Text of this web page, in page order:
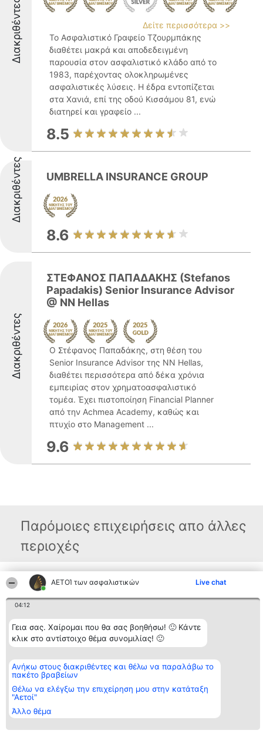
ΑΕΤΟΊ των ασφαλιστικών Live chat
04:12
Γεια σας. Χαίρομαι που θα σας βοηθήσω! 🙂 Κάντε
κλικ στο αντίστοιχο θέμα συνομιλίας! 🙂
Ανήκω στους διακριθέντες και θέλω να παραλάβω το
πακέτο βραβείων
Θέλω να ελέγξω την επιχείρηση μου στην κατάταξη
"Αετοί"
Άλλο θέμα
Διακριθέντες
Δείτε περισσότερα >>
Το Ασφαλιστικό Γραφείο Τζουρμπάκης
διαθέτει μακρά και αποδεδειγμένη
παρουσία στον ασφαλιστικό κλάδο από το
1983, παρέχοντας ολοκληρωμένες
ασφαλιστικές λύσεις. Η έδρα εντοπίζεται
στα Χανιά, επί της οδού Κισσάμου 81, ενώ
διατηρεί και γραφείο ...
8.5
Διακριθέντες UMBRELLA INSURANCE GROUP
8.6
Διακριθέντες
ΣΤΕΦΑΝΟΣ ΠΑΠΑΔΑΚΗΣ (Stefanos
Papadakis) Senior Insurance Advisor
@ NN Hellas
Ο Στέφανος Παπαδάκης, στη θέση του
Senior Insurance Advisor της NN Hellas,
διαθέτει περισσότερα από δέκα χρόνια
εμπειρίας στον χρηματοασφαλιστικό
τομέα. Έχει πιστοποίηση Financial Planner
από την Achmea Academy, καθώς και
πτυχίο στο Management ...
9.6
Παρόμοιες επιχειρήσεις απο άλλες
περιοχές
Διοργανωτής της
κατάταξης
BEAUTIFUL COMPANY
ΤΗΛ. ΕΠΙΚΟΙΝΩΝΙΑΣ:
2104128019
email:
aetoi@beautifulcompany.co
Κατάταξη
Λίστα όλων
διακριθέντων
Μεθοδολογία
Όροι &
προϋποθέσεις
ΑΠΟΡΡΗΤΟΥ
Επικοινωνία